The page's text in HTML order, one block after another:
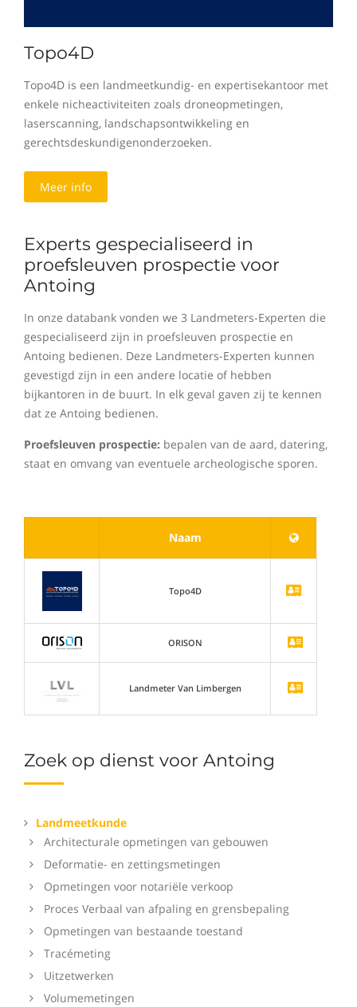
Zoek op dienst voor Antoing
Landmeetkunde
Architecturale opmetingen van gebouwen
Deformatie- en zettingsmetingen
Opmetingen voor notariële verkoop
Proces Verbaal van afpaling en grensbepaling
Opmetingen van bestaande toestand
Tracémeting
Uitzetwerken
Volumemetingen
Topo4D
Topo4D is een landmeetkundig- en expertisekantoor met
enkele nicheactiviteiten zoals droneopmetingen,
laserscanning, landschapsontwikkeling en
gerechtsdeskundigenonderzoeken.
Meer info
Experts gespecialiseerd in
proefsleuven prospectie voor
Antoing
In onze databank vonden we 3 Landmeters-Experten die
gespecialiseerd zijn in proefsleuven prospectie en
Antoing bedienen. Deze Landmeters-Experten kunnen
gevestigd zijn in een andere locatie of hebben
bijkantoren in de buurt. In elk geval gaven zij te kennen
dat ze Antoing bedienen.
Proefsleuven prospectie: bepalen van de aard, datering,
staat en omvang van eventuele archeologische sporen.
Naam
Topo4D
ORISON
Landmeter Van Limbergen